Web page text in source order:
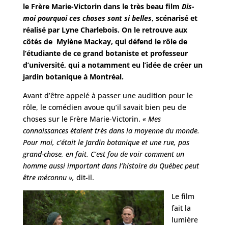
le Frère Marie-Victorin dans le très beau film Dis-
moi pourquoi ces choses sont si belles, scénarisé et
réalisé par Lyne Charlebois. On le retrouve aux
côtés de Mylène Mackay, qui défend le rôle de
l’étudiante de ce grand botaniste et professeur
d’université, qui a notamment eu l’idée de créer un
jardin botanique à Montréal.
Avant d’être appelé à passer une audition pour le
rôle, le comédien avoue qu’il savait bien peu de
choses sur le Frère Marie-Victorin. « Mes
connaissances étaient très dans la moyenne du monde.
Pour moi, c’était le Jardin botanique et une rue, pas
grand-chose, en fait. C’est fou de voir comment un
homme aussi important dans l’histoire du Québec peut
être méconnu », dit-il.
Le film
fait la
lumière